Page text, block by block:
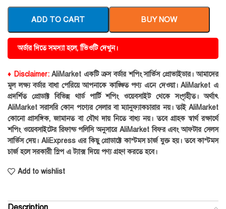
ADD TO CART BUY NOW
অর্ডার দিতে সমস্যা হলে, ভিিওটি দেখুন।
♦ Disclaimer:AliMarket একটি ক্রস বর্ডার শপিং সার্ভিস প্রোভাইডার। আমাদের
মূল লক্ষ্য বর্ডার বাধা পেরিয়ে আপনাকে কাঙ্ক্ষিত পণ্য এনে দেওয়া। AliMarket এ
প্রদর্শিত প্রোডাক্ট বিভিন্ন থার্ড পার্টি শপিং ওয়েবসাইট থেকে সংগৃহীত। অর্থাৎ
AliMarket সরাসরি কোন পণ্যের সেলার বা ম্যানুফ্যাকচারার নয়। তাই AliMarket
কোনো প্রাসঙ্গিক, জামানত বা যৌথ দায় নিতে বাধ্য নয়। তবে গ্রাহক স্বার্থ রক্ষার্থে
শপিং ওয়েবসাইটের রিফান্ড পলিসি অনুসারে AliMarket বিফর এবং আফটার সেলস
সার্ভিস দেয়। AliExpress এর কিছু প্রোডাক্টে কাস্টমস চার্জ যুক্ত হয়। তবে কাস্টমস
চার্জ হলে সরকারী স্লিপ এ ট্যাক্স দিয়ে পণ্য গ্রহণ করতে হবে।
Add to wishlist